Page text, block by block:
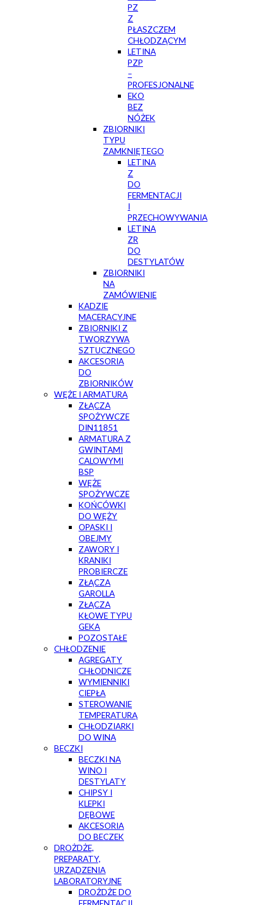
PZ
Z
PŁASZCZEM
CHŁODZĄCYM
LETINA
PZP
–
PROFESJONALNE
EKO
BEZ
NÓŻEK
ZBIORNIKI
TYPU
ZAMKNIĘTEGO
LETINA
Z
DO
FERMENTACJI
I
PRZECHOWYWANIA
LETINA
ZR
DO
DESTYLATÓW
ZBIORNIKI
NA
ZAMÓWIENIE
KADZIE
MACERACYJNE
ZBIORNIKI Z
TWORZYWA
SZTUCZNEGO
AKCESORIA
DO
ZBIORNIKÓW
WĘŻE I ARMATURA
ZŁĄCZA
SPOŻYWCZE
DIN11851
ARMATURA Z
GWINTAMI
CALOWYMI
BSP
WĘŻE
SPOŻYWCZE
KOŃCÓWKI
DO WĘŻY
OPASKI I
OBEJMY
ZAWORY I
KRANIKI
PROBIERCZE
ZŁĄCZA
GAROLLA
ZŁĄCZA
KŁOWE TYPU
GEKA
POZOSTAŁE
CHŁODZENIE
AGREGATY
CHŁODNICZE
WYMIENNIKI
CIEPŁA
STEROWANIE
TEMPERATURĄ
CHŁODZIARKI
DO WINA
BECZKI
BECZKI NA
WINO I
DESTYLATY
CHIPSY I
KLEPKI
DĘBOWE
AKCESORIA
DO BECZEK
DROŻDŻE,
PREPARATY,
URZĄDZENIA
LABORATORYJNE
DROŻDŻE DO